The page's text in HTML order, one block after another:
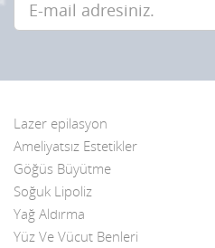
Lazer epilasyon
Ameliyatsız Estetikler
Göğüs Büyütme
Soğuk Lipoliz
Yağ Aldırma
Yüz Ve Vücut Benleri